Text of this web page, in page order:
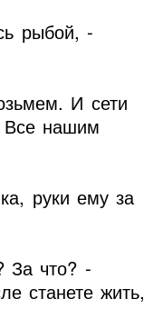
рыбой, -
И сети
нашим
руки ему за
За что? -
станете жить,